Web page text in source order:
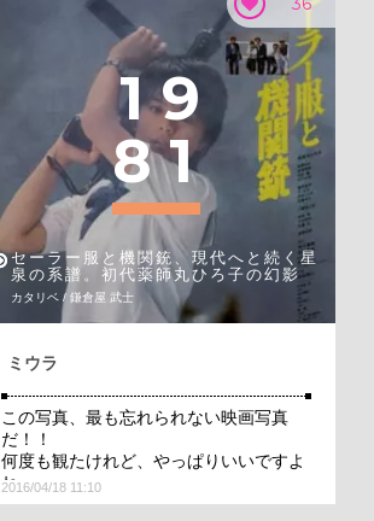
1 9
8 1
セーラー服と機関銃、現代へと続く星
泉の系譜。初代薬師丸ひろ子の幻影
カタリベ / 鎌倉屋 武士
ミウラ
この写真、最も忘れられない映画写真
だ！！
何度も観たけれど、やっぱりいいですよ
ね。
でも、原田さんのは忘れてた。
2016/04/18 11:10